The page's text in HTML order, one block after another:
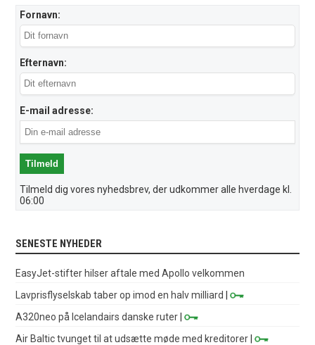
Fornavn:
Efternavn:
E-mail adresse:
Tilmeld dig vores nyhedsbrev, der udkommer alle hverdage kl.
06:00
SENESTE NYHEDER
EasyJet-stifter hilser aftale med Apollo velkommen
Lavprisflyselskab taber op imod en halv milliard
|
A320neo på Icelandairs danske ruter |
Air Baltic tvunget til at udsætte møde med kreditorer |